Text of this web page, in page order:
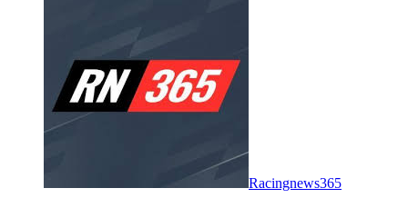
Racingnews365